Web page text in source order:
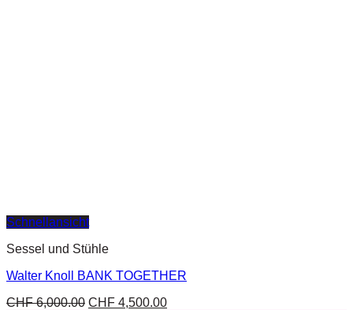
Schnellansicht
Sessel und Stühle
Walter Knoll BANK TOGETHER
CHF6,000.00 CHF 4,500.00